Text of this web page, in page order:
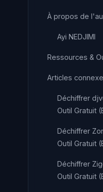
À propos de
Ayi NEDJIMI
Ressources &
Articles
Déchiffrer
Outil Gratuit
Déchiffrer
Outil Gratuit
Déchiffrer
Outil Gratuit